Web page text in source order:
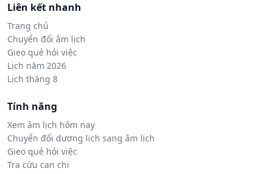
Liên kết nhanh
Trang chủ
Chuyển đổi âm lịch
Gieo quẻ hỏi việc
Lịch năm 2026
Lịch tháng 8
Tính năng
Xem âm lịch hôm nay
Chuyển đổi dương lịch sang âm lịch
Gieo quẻ hỏi việc
Tra cứu can chi